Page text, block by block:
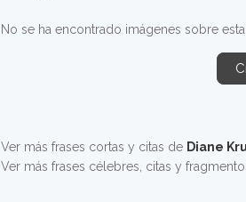
No se ha encontrado imágenes sobre esta
Ver más frases cortas y citas de Diane
Ver más frases célebres, citas y